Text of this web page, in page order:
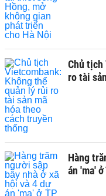
Chủ tịch
ro tài
Hàng
án 'ma' ở